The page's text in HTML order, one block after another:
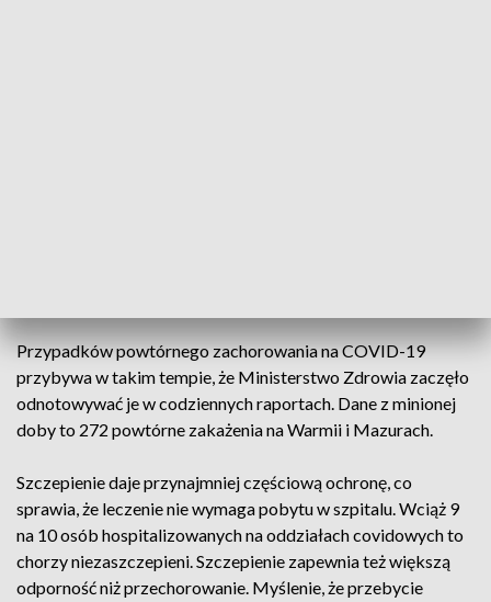
Przypadków powtórnego zachorowania na COVID-19
przybywa w takim tempie, że Ministerstwo Zdrowia zaczęło
odnotowywać je w codziennych raportach. Dane z minionej
doby to 272 powtórne zakażenia na Warmii i Mazurach.
Szczepienie daje przynajmniej częściową ochronę, co
sprawia, że leczenie nie wymaga pobytu w szpitalu. Wciąż 9
na 10 osób hospitalizowanych na oddziałach covidowych to
chorzy niezaszczepieni. Szczepienie zapewnia też większą
odporność niż przechorowanie. Myślenie, że przebycie